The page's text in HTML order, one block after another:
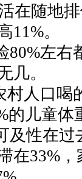
在随地
。
80%左
几。
村人口喝
的儿童体
及性在
在33%